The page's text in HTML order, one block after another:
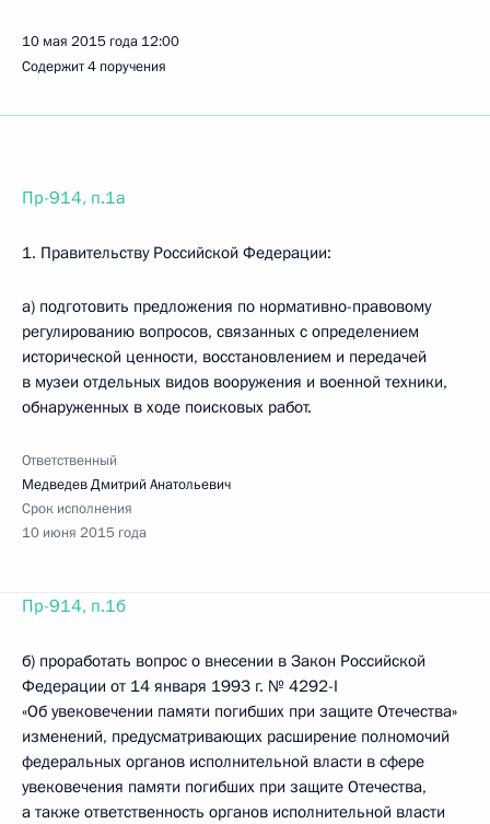
10 мая 2015 года 12:00
Содержит 4 поручения
Пр-914, п.1а
1. Правительству Российской Федерации:
а) подготовить предложения по нормативно-правовому
регулированию вопросов, связанных с определением
исторической ценности, восстановлением и передачей
в музеи отдельных видов вооружения и военной техники,
обнаруженных в ходе поисковых работ.
Ответственный
Медведев Дмитрий Анатольевич
Срок исполнения
10 июня 2015 года
Пр-914, п.1б
б) проработать вопрос о внесении в Закон Российской
Федерации от 14 января 1993 г. № 4292-I
«Об увековечении памяти погибших при защите Отечества»
изменений, предусматривающих расширение полномочий
федеральных органов исполнительной власти в сфере
увековечения памяти погибших при защите Отечества,
а также ответственность органов исполнительной власти